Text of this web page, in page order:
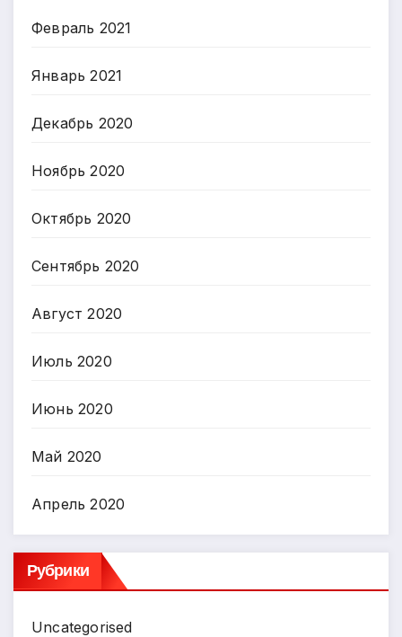
Февраль 2021
Январь 2021
Декабрь 2020
Ноябрь 2020
Октябрь 2020
Сентябрь 2020
Август 2020
Июль 2020
Июнь 2020
Май 2020
Апрель 2020
Рубрики
Uncategorised